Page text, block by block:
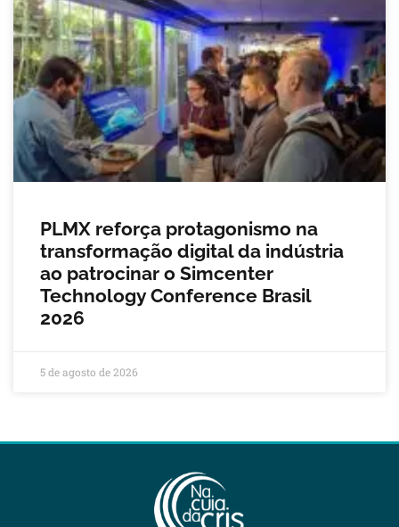
PLMX reforça protagonismo na
transformação digital da indústria
ao patrocinar o Simcenter
Technology Conference Brasil
2026
5 de agosto de 2026